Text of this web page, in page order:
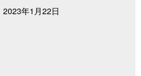
2023年1月22日